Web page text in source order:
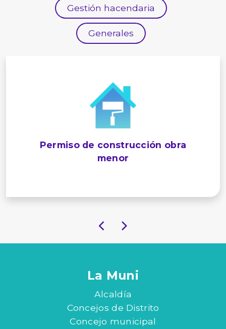
Gestión hacendaria
Generales
Permiso de construcción obra
menor
La Muni
Alcaldía
Concejos de Distrito
Concejo municipal